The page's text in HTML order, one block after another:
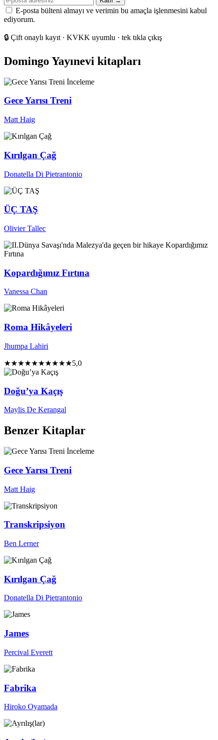
posta
adresiniz
E-posta bülteni almayı ve verimin bu amaçla işlenmesini kabul
ediyorum.
🔒 Çift onaylı kayıt · KVKK uyumlu · tek tıkla çıkış
Domingo Yayınevi kitapları
İnceleme
Gece Yarısı Treni
Matt Haig
Kırılgan Çağ
Donatella Di Pietrantonio
ÜÇ TAŞ
Olivier Tallec
Kopardığımız Fırtına
Vanessa Chan
Roma Hikâyeleri
Jhumpa Lahiri
★★★★★★★★★★5,0
Doğu’ya Kaçış
Maylis De Kerangal
Benzer Kitaplar
İnceleme
Gece Yarısı Treni
Matt Haig
Transkripsiyon
Ben Lerner
Kırılgan Çağ
Donatella Di Pietrantonio
James
Percival Everett
Fabrika
Hiroko Oyamada